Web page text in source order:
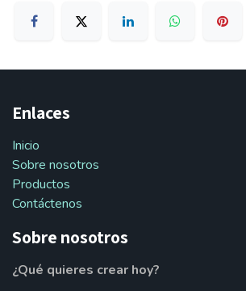
Enlaces
Inicio
Sobre nosotros
Productos
Contáctenos
Sobre nosotros
¿Qué quieres crear hoy?